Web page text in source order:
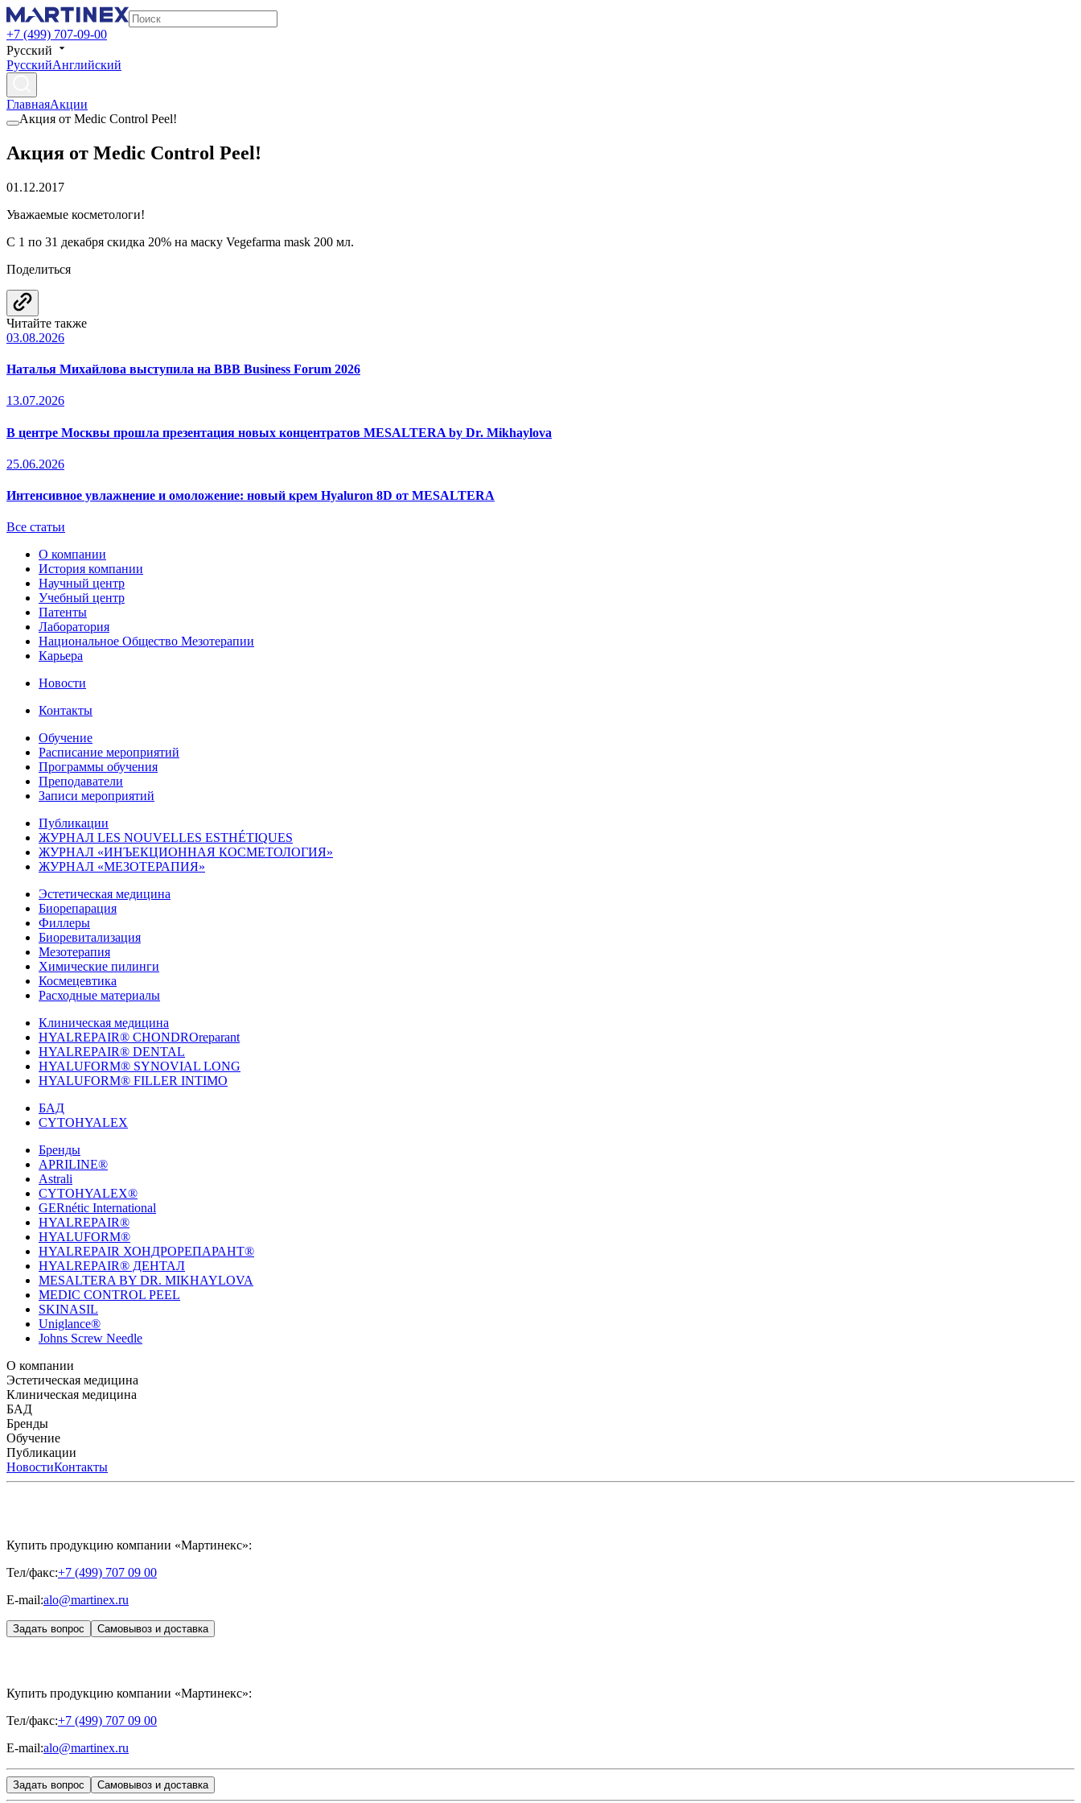
+7 (499) 707-09-00
Русский
РусскийАнглийский
ГлавнаяАкции
Акция от Medic Control Peel!
Акция от Medic Control Peel!
01.12.2017
Уважаемые косметологи!
С 1 по 31 декабря скидка 20% на маску Vegefarma mask 200 мл.
Поделиться
Читайте также
03.08.2026
Наталья Михайлова выступила на BBB Business Forum 2026
13.07.2026
В центре Москвы прошла презентация новых концентратов MESALTERA by Dr. Mikhaylova
25.06.2026
Интенсивное увлажнение и омоложение: новый крем Hyaluron 8D от MESALTERA
Все статьи
О компании
История компании
Научный центр
Учебный центр
Патенты
Лаборатория
Национальное Общество Мезотерапии
Карьера
Новости
Контакты
Обучение
Расписание мероприятий
Программы обучения
Преподаватели
Записи мероприятий
Публикации
ЖУРНАЛ LES NOUVELLES ESTHÉTIQUES
ЖУРНАЛ «ИНЪЕКЦИОННАЯ КОСМЕТОЛОГИЯ»
ЖУРНАЛ «МЕЗОТЕРАПИЯ»
Эстетическая медицина
Биорепарация
Филлеры
Биоревитализация
Мезотерапия
Химические пилинги
Космецевтика
Расходные материалы
Клиническая медицина
HYALREPAIR® CHONDROreparant
HYALREPAIR® DENTAL
HYALUFORM® SYNOVIAL LONG
HYALUFORM® FILLER INTIMO
БАД
CYTOHYALEX
Бренды
APRILINE®
Astrali
CYTOHYALEX®
GERnétic International
HYALREPAIR®
HYALUFORM®
HYALREPAIR ХОНДРОРЕПАРАНТ®
HYALREPAIR® ДЕНТАЛ
MESALTERA BY DR. MIKHAYLOVA
MEDIC CONTROL PEEL
SKINASIL
Uniglance®
Johns Screw Needle
О компании
История компанииНаучный центр
Эстетическая медицина
БиорепарацияФиллерыБиоревитализация
Клиническая медицина
HYALREPAIR® CHONDROreparant
БАД
CYTOHYALEX
Бренды
APRILINE®
MIKHAYLOVA
Обучение
Расписание мероприятий
Публикации
ЖУРНАЛ LES NOUVELLES ESTHÉTIQUES
НовостиКонтакты
Купить продукцию компании «Мартинекс»:
Тел/факс:+7 (499) 707 09 00
E-mail:alo@martinex.ru
Задать вопрос Самовывоз и доставка
Купить продукцию компании «Мартинекс»:
Тел/факс:+7 (499) 707 09 00
E-mail:alo@martinex.ru
Задать вопрос Самовывоз и доставка